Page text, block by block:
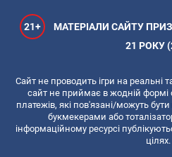
21+
МАТЕРІАЛИ САЙТУ
21 РОКУ
Сайт не проводить ігри на реальні
сайт не приймає в жодній формі
платежів, які пов'язані/можуть
букмекерами або
інформаційному ресурсі
цілях.